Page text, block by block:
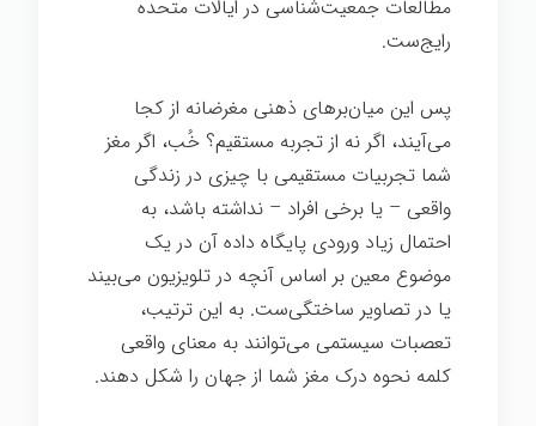
مطالعات جمعیت‌شناسی در ایالات متحده
رایج‌ست.
پس این میان‌برهای ذهنی مغرضانه از کجا
می‌آیند، اگر نه از تجربه مستقیم؟ خُب، اگر مغز
شما تجربیات مستقیمی با چیزی در زندگی
واقعی – یا برخی افراد – نداشته باشد، به
احتمال زیاد ورودی پایگاه داده آن در یک
موضوع معین بر اساس آنچه در تلویزیون می‌بیند
یا در تصاویر ساختگی‌ست. به این ترتیب،
تعصبات سیستمی می‌توانند به معنای واقعی
کلمه نحوه درک مغز شما از جهان را شکل دهند.